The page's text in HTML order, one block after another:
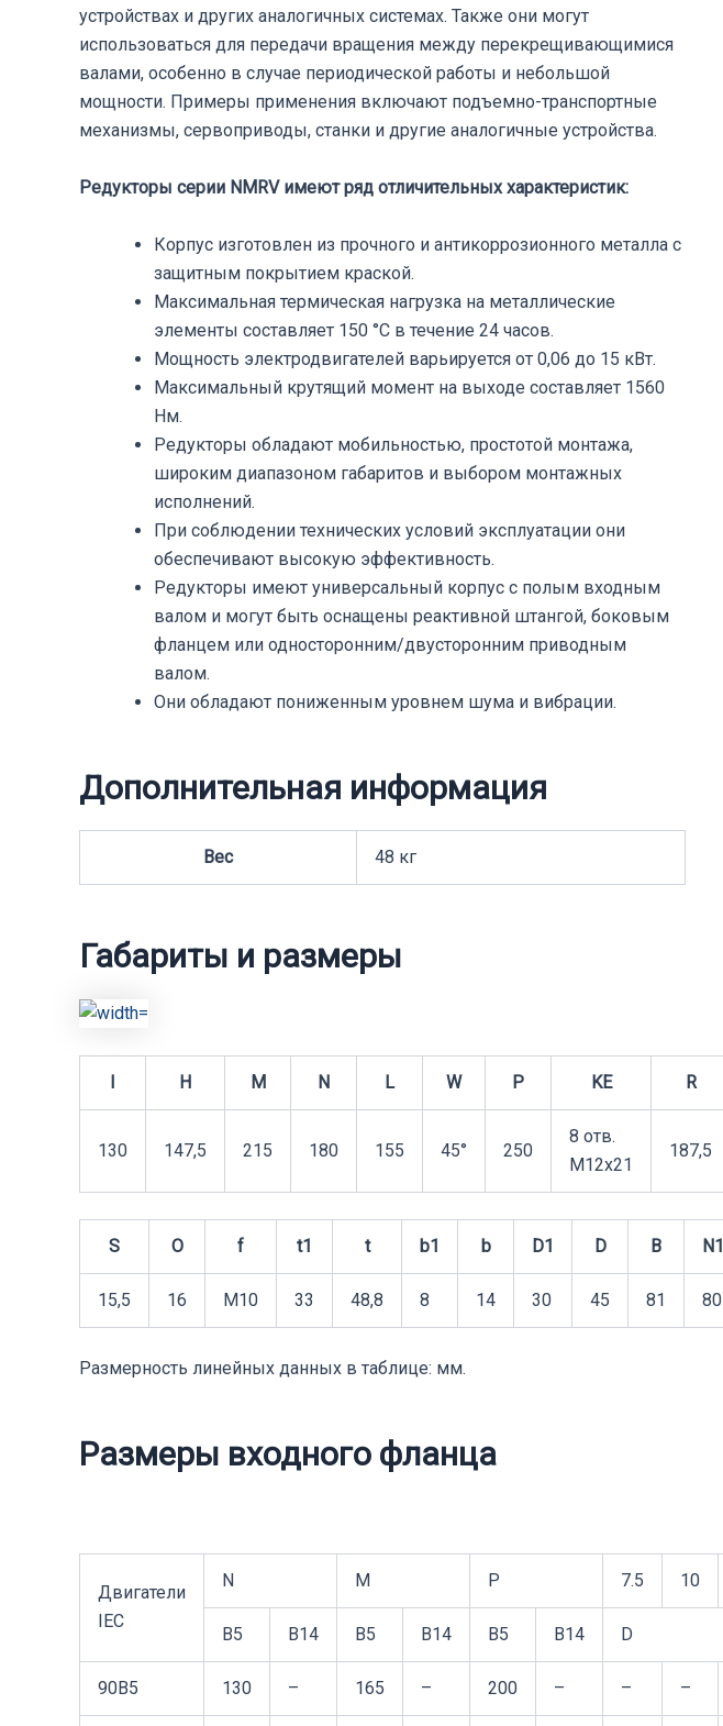
устройствах и других аналогичных системах. Также они могут
использоваться для передачи вращения между перекрещивающимися
валами, особенно в случае периодической работы и небольшой
мощности. Примеры применения включают подъемно-транспортные
механизмы, сервоприводы, станки и другие аналогичные устройства.
Редукторы серии NMRV имеют ряд отличительных характеристик:
Корпус изготовлен из прочного и антикоррозионного металла с
защитным покрытием краской.
Максимальная термическая нагрузка на металлические
элементы составляет 150 °C в течение 24 часов.
Мощность электродвигателей варьируется от 0,06 до 15 кВт.
Максимальный крутящий момент на выходе составляет 1560
Нм.
Редукторы обладают мобильностью, простотой монтажа,
широким диапазоном габаритов и выбором монтажных
исполнений.
При соблюдении технических условий эксплуатации они
обеспечивают высокую эффективность.
Редукторы имеют универсальный корпус с полым входным
валом и могут быть оснащены реактивной штангой, боковым
фланцем или односторонним/двусторонним приводным
валом.
Они обладают пониженным уровнем шума и вибрации.
Дополнительная информация
Вес 48 кг
Габариты и размеры
H M N L W P KE R
130 147,5 215 180 155 45° 250
8 отв.
М12х21
187,5
S O f t1 t b1 b D1 D B N1
15,5 16 М10 33 48,8 8 14 30 45 81 80
Размерность линейных данных в таблице: мм.
Размеры входного фланца
Двигатели
IEC
N M P 7.5 10
B5 B14 B5 B14 B5 B14 D
90B5 130 – 165 – 200 – – –